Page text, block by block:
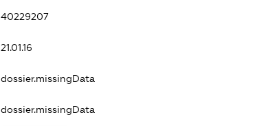
40229207
21.01.16
dossier.missingData
dossier.missingData